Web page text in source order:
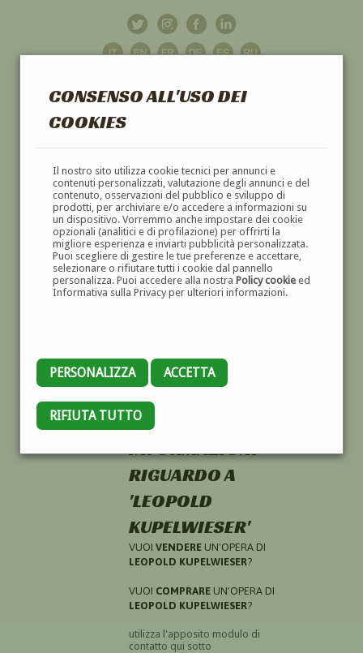
CONSENSO ALL'USO DEI
COOKIES
Il nostro sito utilizza cookie tecnici per annunci e
contenuti personalizzati, valutazione degli annunci e del
contenuto, osservazioni del pubblico e sviluppo di
prodotti, per archiviare e/o accedere a informazioni su
un dispositivo. Vorremmo anche impostare dei cookie
opzionali (analitici e di profilazione) per offrirti la
migliore esperienza e inviarti pubblicità personalizzata.
Puoi scegliere di gestire le tue preferenze e accettare,
selezionare o rifiutare tutti i cookie dal pannello
personalizza. Puoi accedere alla nostra Policy cookieed
Informativa sulla Privacy per ulteriori informazioni.
PERSONALIZZA ACCETTA
RIFIUTA TUTTO
GALLERIAD'ARTE
DIPINTI E SCULTURE '800 E '900
HAI CERCATO
INFORMAZIONI
RIGUARDO A
'LEOPOLD
KUPELWIESER'
VUOI VENDERE UN'OPERA DI
LEOPOLD KUPELWIESER?
VUOI COMPRARE UN'OPERA DI
LEOPOLD KUPELWIESER?
utilizza l'apposito modulo di
contatto qui sotto